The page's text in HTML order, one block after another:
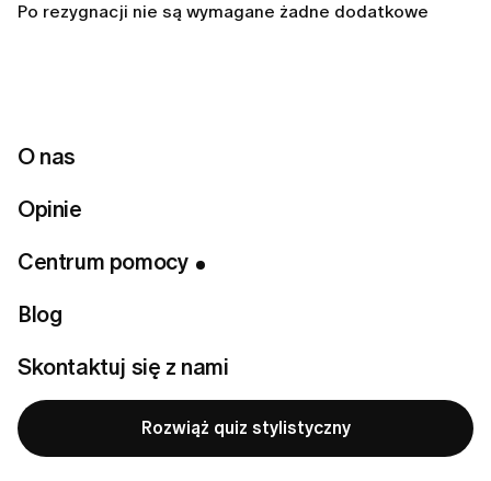
O nas
Opinie
Centrum pomocy
Blog
Skontaktuj się z nami
Rozwiąż quiz stylistyczny
Po rezygnacji nie są wymagane żadne dodatkowe
Related articles
Czy jeśli zrezygnuję z członkostwa, od razu stracę do
niego dostęp?
Jak mogę sprawdzić status mojego członkostwa?
Jak anulować subskrypcję LUMI?
Co obejmuje moje członkostwo w LUMI?